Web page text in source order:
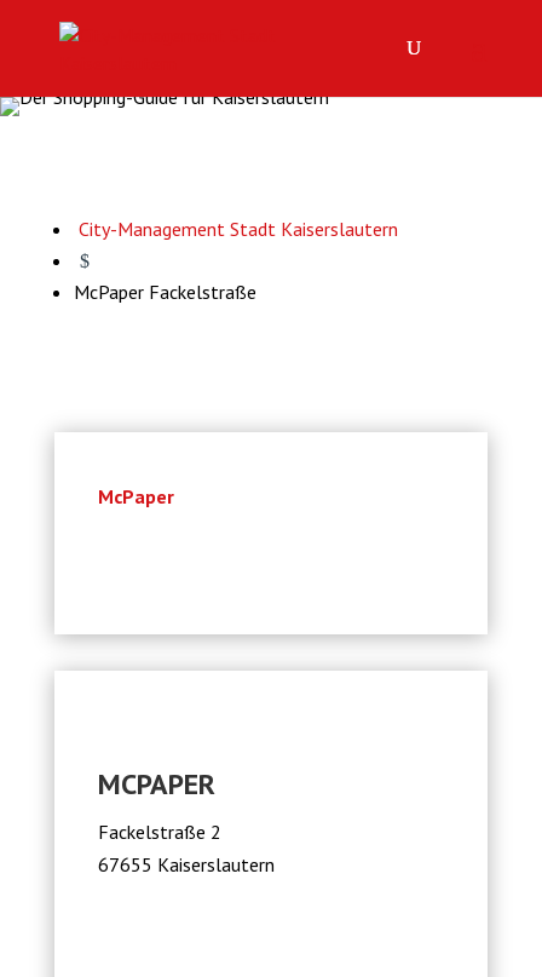
City-Management Stadt Kaiserslautern
$
McPaper Fackelstraße
McPaper
MCPAPER
Fackelstraße 2
67655 Kaiserslautern